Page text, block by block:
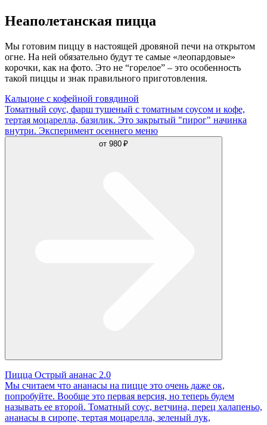
Неаполетанская пицца
Мы готовим пиццу в настоящей дровяной печи на открытом
огне. На ней обязательно будут те самые «леопардовые»
корочки, как на фото. Это не “горелое” – это особенность
такой пиццы и знак правильного приготовления.
Кальцоне с кофейной говядиной
Томатный соус, фарш тушеный с томатным соусом и кофе,
тертая моцарелла, базилик. Это закрытый "пирог" начинка
внутри. Эксперимент осеннего меню
от 980 ₽
Пицца Острый ананас 2.0
Мы считаем что ананасы на пицце это очень даже ок,
попробуйте. Вообще это первая версия, но теперь будем
называть ее второй. Томатный соус, ветчина, перец халапеньо,
ананасы в сиропе, тертая моцарелла, зеленый лук,